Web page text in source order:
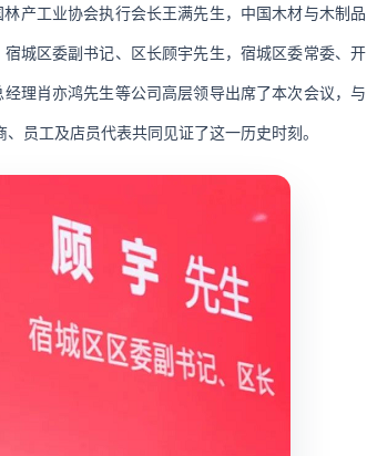
产工业协会执行会长王满先生，中国木材与木制品
城区委副书记、区长顾宇先生，宿城区委常委、开
理肖亦鸿先生等公司高层领导出席了本次会议，与
员工及店员代表共同见证了这一历史时刻。